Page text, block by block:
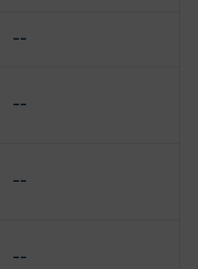
--
--
--
--